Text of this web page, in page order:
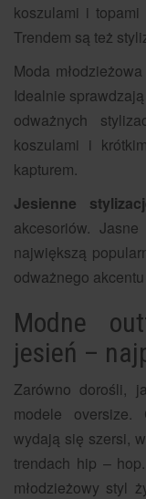
koszulami i
Trendem są też
Moda
Idealnie
odważnych
koszulami i
kapturem.
Jesienne
akcesoriów.
największą
odważnego
Modne
jesień –
Zarówno dorośli,
modele oversize.
wydają się szersi,
trendach hip –
młodzieżowy styl